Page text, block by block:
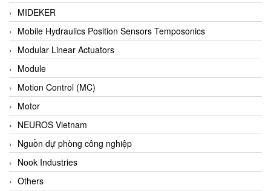
Baumuller Vietnam
Baykee
BBC Bircher Smart Access
BCS ITALY
BEA SENSORS
Beacon Extender
Beckhoff
Bedook
Bei Sensor
Beijer
MIDEKER
Mobile Hydraulics Position Sensors Temposonics
Modular Linear Actuators
Module
Motion Control (MC)
Motor
NEUROS Vietnam
Nguồn dự phòng công nghiệp
Nook Industries
Others